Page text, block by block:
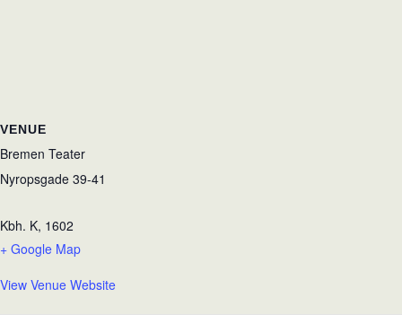
VENUE
Bremen Teater
Nyropsgade 39-41
Kbh. K, 1602
+ Google Map
View Venue Website